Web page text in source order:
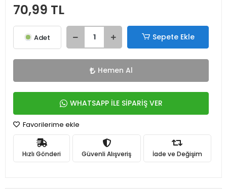
70,99 TL
Adet Sepete Ekle
Hemen Al
WHATSAPP İLE SİPARİŞ VER
Favorilerime ekle
Hızlı Gönderi Güvenli Alışveriş İade ve Değişim